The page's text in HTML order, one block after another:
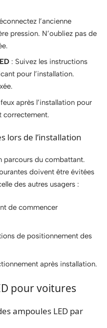
l’ancienne
pression. N’oubliez pas de
: Suivez les instructions
pour l’installation.
après l’installation pour
correctement.
lors de l’installation
parcours du combattant.
doivent être évitées
des autres usagers :
de commencer
de positionnement des
après installation.
pour voitures
ampoules LED par